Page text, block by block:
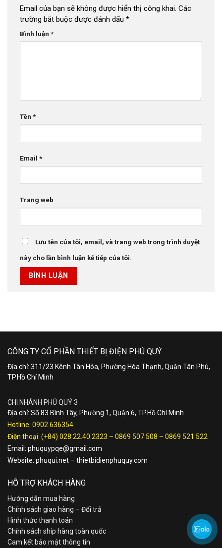
Email của bạn sẽ không được hiển thị công khai. Các
trường bắt buộc được đánh dấu *
Bình luận *
Tên *
Email *
Trang web
Lưu tên của tôi, email, và trang web trong trình duyệt
này cho lần bình luận kế tiếp của tôi.
CÔNG TY CỔ PHẦN THIẾT BỊ ĐIỆN PHÚ QUÝ
Địa chỉ: 311/23 Kênh Tân Hóa, Phường Hòa Thạnh, Quận Tân Phú,
TP.Hồ Chí Minh
CHI NHÁNH PHÚ QUÝ 3
Địa chỉ: Số 83 Bình Tây, Phường 1, Quận 6, TP.Hồ Chí Minh
Hotline: 0902.636354
Điện thoại: (+84) 028.22.40.2323 – 0869 507 508 – 0869 521 522
Email: phuquypqe@gmail.com
Website: phuqui.net – thietbidienphuquy.com
HỖ TRỢ KHÁCH HÀNG
Hướng dẫn mua hàng
Chính sách giao hàng – Đổi trả
Hình thức thanh toán
Chính sách ship hàng toàn quốc
Cam kết bảo mật thông tin